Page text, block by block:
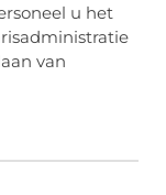
u het
van